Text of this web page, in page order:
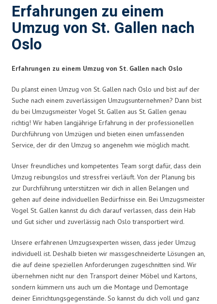
Erfahrungen zu einem
Umzug von St. Gallen nach
Oslo
Erfahrungen zu einem Umzug von St. Gallen nach Oslo
Du planst einen Umzug von St. Gallen nach Oslo und bist auf der
Suche nach einem zuverlässigen Umzugsunternehmen? Dann bist
du bei Umzugsmeister Vogel St. Gallen aus St. Gallen genau
richtig! Wir haben langjährige Erfahrung in der professionellen
Durchführung von Umzügen und bieten einen umfassenden
Service, der dir den Umzug so angenehm wie möglich macht.
Unser freundliches und kompetentes Team sorgt dafür, dass dein
Umzug reibungslos und stressfrei verläuft. Von der Planung bis
zur Durchführung unterstützen wir dich in allen Belangen und
gehen auf deine individuellen Bedürfnisse ein. Bei Umzugsmeister
Vogel St. Gallen kannst du dich darauf verlassen, dass dein Hab
und Gut sicher und zuverlässig nach Oslo transportiert wird.
Unsere erfahrenen Umzugsexperten wissen, dass jeder Umzug
individuell ist. Deshalb bieten wir massgeschneiderte Lösungen an,
die auf deine speziellen Anforderungen zugeschnitten sind. Wir
übernehmen nicht nur den Transport deiner Möbel und Kartons,
sondern kümmern uns auch um die Montage und Demontage
deiner Einrichtungsgegenstände. So kannst du dich voll und ganz